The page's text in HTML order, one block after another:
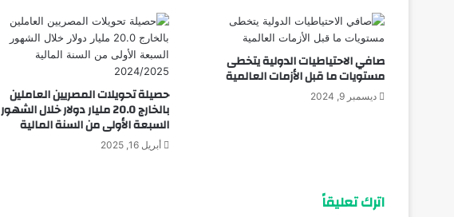
صافي الاحتياطيات الدولية يتخطى
مستويات ما قبل الأزمات العالمية
ديسمبر 9, 2024 حصيلة تحويلات المصريين العاملين
بالخارج 20.0 مليار دولار خلال الشهور
السبعة الأولى من السنة المالية
أبريل 16, 2025
اترك تعليقاً